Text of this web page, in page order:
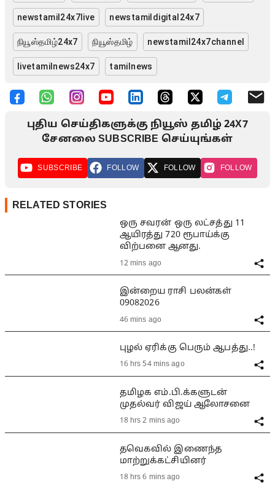
newstamil24x7live newstamildigital24x7
நியூஸ்தமிழ்24x7 நியூஸ்தமிழ் newstamil24x7channel
livetamilnews24x7 tamilnews
புதிய செய்திகளுக்கு நியூஸ் தமிழ் 24X7
சேனலை SUBSCRIBE செய்யுங்கள்
SUBSCRIBE FOLLOW FOLLOW FOLLOW
RELATED STORIES
ஒரு சவரன் ஒரு லட்சத்து 11
ஆயிரத்து 720 ரூபாய்க்கு
விற்பனை ஆனது.
12 mins ago
இன்றைய ராசி பலன்கள்
09082026
46 mins ago
புழல் ஏரிக்கு பெரும் ஆபத்து..!
16 hrs 54 mins ago
தமிழக எம்.பி.க்களுடன்
முதல்வர் விஜய் ஆலோசனை
18 hrs 2 mins ago
தவெகவில் இணைந்த
மாற்றுக்கட்சியினர்
18 hrs 6 mins ago